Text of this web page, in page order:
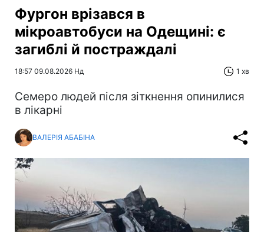
Фургон врізався в
мікроавтобуси на Одещині: є
загиблі й постраждалі
18:57 09.08.2026 Нд 1 хв
Cемеро людей після зіткнення опинилися
в лікарні
ВАЛЕРІЯ АБАБІНА